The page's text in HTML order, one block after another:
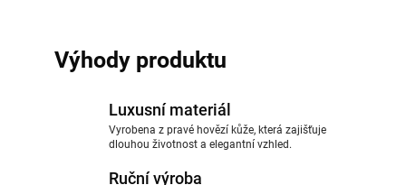
Výhody produktu
Luxusní materiál
Vyrobena z pravé hovězí kůže, která zajišťuje
dlouhou životnost a elegantní vzhled.
Ruční výroba